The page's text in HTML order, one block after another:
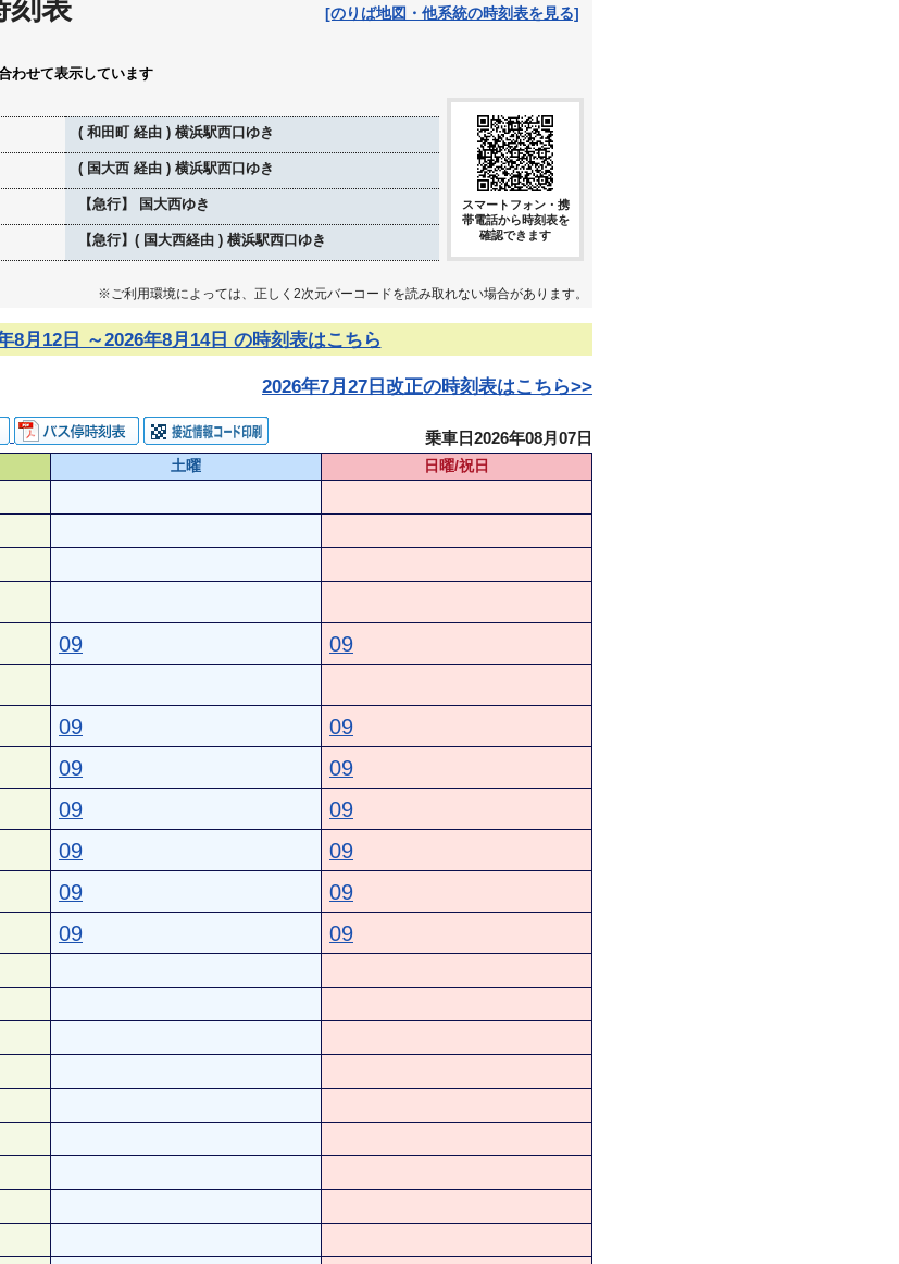
刻表 [のりば地図・他系統の時刻表を見る]
わせて表示しています
( 和田町 経由 ) 横浜駅西口ゆき
( 国大西 経由 ) 横浜駅西口ゆき
【急行】 国大西ゆき
【急行】( 国大西経由 ) 横浜駅西口ゆき
スマートフォン・携
帯電話から時刻表を
確認できます
※ご利用環境によっては、正しく2次元バーコードを読み取れない場合があります。
8月12日 ～2026年8月14日 の時刻表はこちら
2026年7月27日改正の時刻表はこちら>>
乗車日2026年08月07日
土曜
日曜/祝日
09 09
09 09
09 09
09 09
09 09
09 09
09 09